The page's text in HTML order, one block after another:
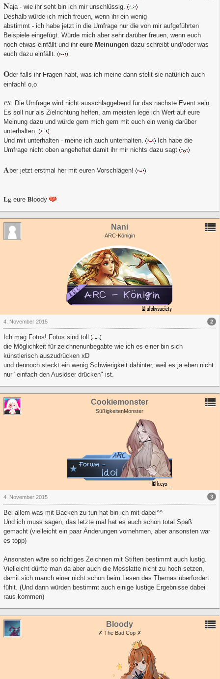
Naja - wie ihr seht bin ich mir unschlüssig.
Deshalb würde ich mich freuen, wenn ihr ein wenig
abstimmt - ich habe jetzt in die Umfrage nur die von mir aufgeführten
Beispiele eingefügt. Würde mich aber sehr darüber freuen, wenn euch
noch etwas einfällt und ihr eure Meinungen dazu schreibt und/oder was
euch dazu einfällt.
Oder falls ihr Fragen habt, was ich meine dann stellt sie natürlich auch
einfach! o,o
PS: Die Umfrage wird nicht ausschlaggebend für das nächste Event sein.
Es soll nur als Zielrichtung helfen, am meisten lege ich Wert auf eure
Meinung dazu und würde gern mich gern mit euch ein wenig darüber
unterhalten.
Und mit unterhalten - meine ich auch unterhalten.
Ich habe die
Umfrage nicht oben angeheftet damit ihr mir nichts dazu sagt
Aber jetzt erstmal her mit euren Vorschlägen!
Lg eure Bloody
Nani
ARC-Königin
2
4. November 2015
Ich mag Fotos! Fotos sind toll
die Möglichkeit für zeichnenunbegabte wie ich es einer bin sich
künstlerisch auszudrücken xD
und dennoch steckt ein wenig Schwierigkeit dahinter, weil es ja eben nicht
nur "einfach den Auslöser drücken" ist.
Cookiemonster
SüßigkeitenMonster
3
4. November 2015
Bei allem was mit Backen zu tun hat bin ich mit dabei^^
Und ich muss sagen, das letzte mal hat es auch schon total Spaß
gemacht (vielleicht ein paar Änderungen vornehmen, aber ansonsten war
es topp)
Ansonsten wäre so richtiges Zeichnen mit Stiften bestimmt auch lustig.
Vielleicht dürfte man da aber auch die Messlatte nicht zu hoch setzen,
damit sich manch einer nicht schon beim Lesen des Themas überfordert
fühlt. (Und dann würden bestimmt auch einige lustige Ergebnisse dabei
raus kommen)
Bloody
✗ The Bad Cop ✗